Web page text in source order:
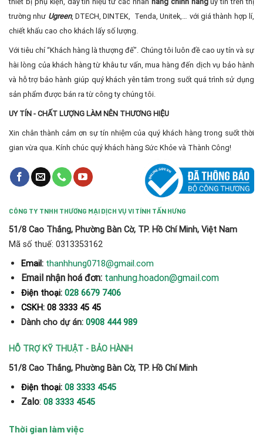
trường như Ugreen, DTECH, DINTEK, Tenda, Unitek,… với giá thành hợp lí,
chiết khấu cao cho khách lấy số lượng.
Với tiêu chí “Khách hàng là thượng đế”. Chúng tôi luôn đề cao uy tín và sự
hài lòng của khách hàng từ khâu tư vấn, mua hàng đến dịch vụ bảo hành
và hỗ trợ bảo hành giúp quý khách yên tâm trong suốt quá trình sử dụng
sản phẩm được bán ra từ công ty chúng tôi.
UY TÍN - CHẤT LƯỢNG LÀM NÊN THƯƠNG HIỆU
Xin chân thành cảm ơn sự tín nhiệm của quý khách hàng trong suốt thời
gian vừa qua. Kính chúc quý khách hàng Sức Khỏe và Thành Công!
CÔNG TY TNHH THƯƠNG MẠI DỊCH VỤ VI TÍNH TẤN HƯNG
51/8 Cao Thắng, Phường Bàn Cờ, TP. Hồ Chí Minh, Việt Nam
Mã số thuế: 0313353162
Email: thanhhung0718@gmail.com
Email nhận hoá đơn: tanhung.hoadon@gmail.com
Điện thoại: 028 6679 7406
CSKH: 08 3333 45 45
Dành cho dự án: 0908 444 989
HỖ TRỢ KỸ THUẬT - BẢO HÀNH
51/8 Cao Thắng, Phường Bàn Cờ, TP. Hồ Chí Minh
Điện thoại: 08 3333 4545
Zalo: 08 3333 4545
Thời gian làm việc